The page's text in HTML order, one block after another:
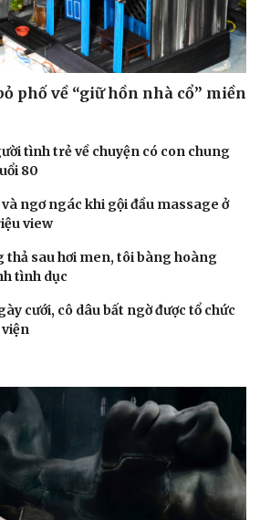
phố về “giữ hồn nhà cổ” miền
tình trẻ về chuyện có con chung
80
ngơ ngác khi gội đầu massage ở
view
thả sau hơi men, tôi bàng hoàng
tình dục
cưới, cô dâu bất ngờ được tổ chức